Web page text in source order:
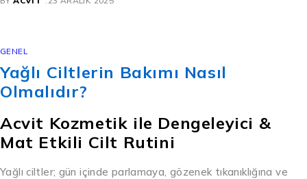
GENEL
Yağlı Ciltlerin Bakımı Nasıl
Olmalıdır?
Acvit Kozmetik ile Dengeleyici &
Mat Etkili Cilt Rutini
Yağlı ciltler; gün içinde parlamaya, gözenek tıkanıklığına ve